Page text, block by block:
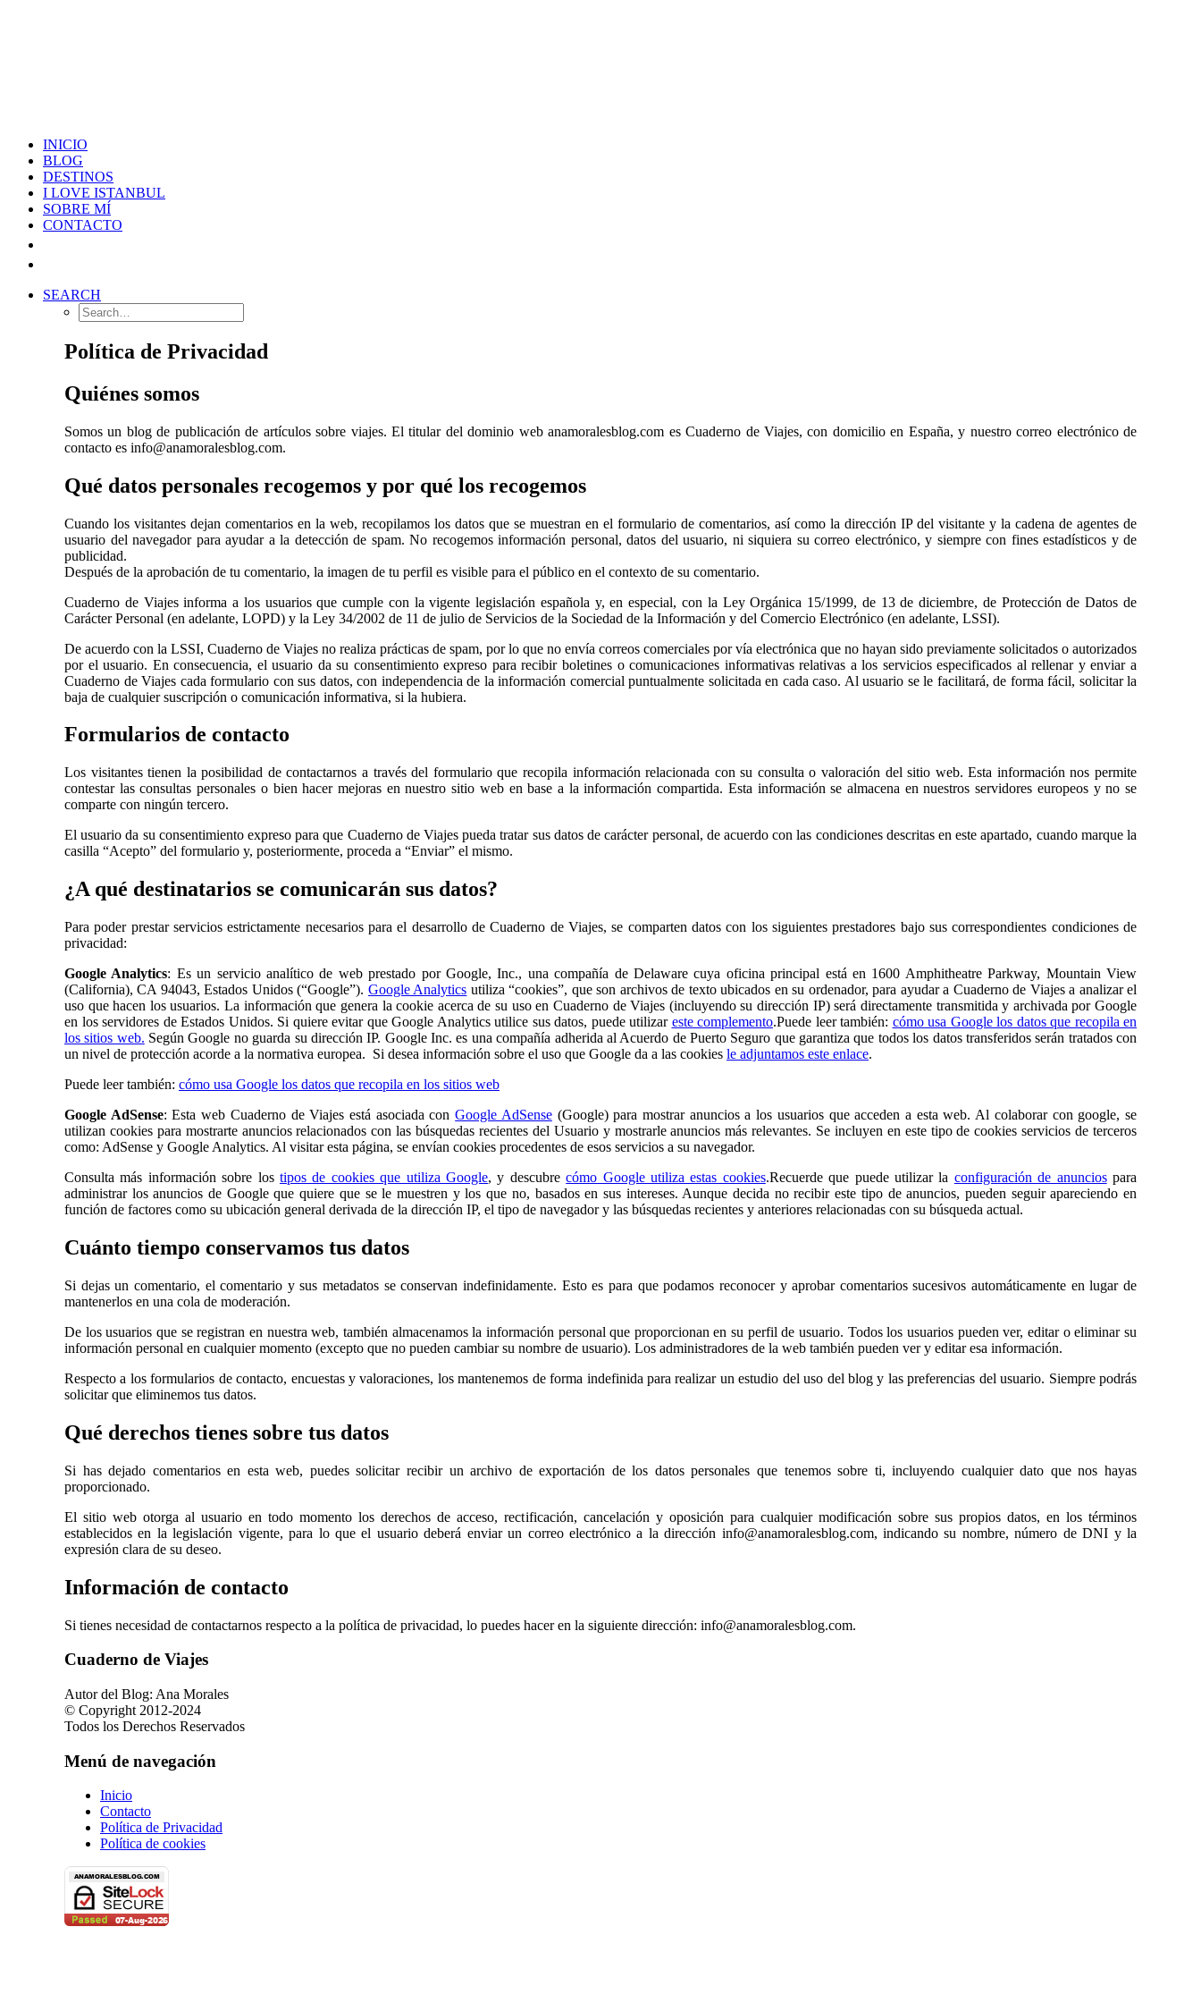
INICIO
BLOG
DESTINOS
I LOVE ISTANBUL
SOBRE MÍ
CONTACTO
SEARCH
Política de Privacidad
Quiénes somos
Somos un blog de publicación de artículos sobre viajes. El titular del dominio web anamoralesblog.com es Cuaderno de Viajes, con domicilio en España, y nuestro correo electrónico de
contacto es info@anamoralesblog.com.
Qué datos personales recogemos y por qué los recogemos
Cuando los visitantes dejan comentarios en la web, recopilamos los datos que se muestran en el formulario de comentarios, así como la dirección IP del visitante y la cadena de agentes de
usuario del navegador para ayudar a la detección de spam. No recogemos información personal, datos del usuario, ni siquiera su correo electrónico, y siempre con fines estadísticos y de
publicidad.
Después de la aprobación de tu comentario, la imagen de tu perfil es visible para el público en el contexto de su comentario.
Cuaderno de Viajes informa a los usuarios que cumple con la vigente legislación española y, en especial, con la Ley Orgánica 15/1999, de 13 de diciembre, de Protección de Datos de
Carácter Personal (en adelante, LOPD) y la Ley 34/2002 de 11 de julio de Servicios de la Sociedad de la Información y del Comercio Electrónico (en adelante, LSSI).
De acuerdo con la LSSI, Cuaderno de Viajes no realiza prácticas de spam, por lo que no envía correos comerciales por vía electrónica que no hayan sido previamente solicitados o autorizados
por el usuario. En consecuencia, el usuario da su consentimiento expreso para recibir boletines o comunicaciones informativas relativas a los servicios especificados al rellenar y enviar a
Cuaderno de Viajes cada formulario con sus datos, con independencia de la información comercial puntualmente solicitada en cada caso. Al usuario se le facilitará, de forma fácil, solicitar la
baja de cualquier suscripción o comunicación informativa, si la hubiera.
Formularios de contacto
Los visitantes tienen la posibilidad de contactarnos a través del formulario que recopila información relacionada con su consulta o valoración del sitio web. Esta información nos permite
contestar las consultas personales o bien hacer mejoras en nuestro sitio web en base a la información compartida. Esta información se almacena en nuestros servidores europeos y no se
comparte con ningún tercero.
El usuario da su consentimiento expreso para que Cuaderno de Viajes pueda tratar sus datos de carácter personal, de acuerdo con las condiciones descritas en este apartado, cuando marque la
casilla “Acepto” del formulario y, posteriormente, proceda a “Enviar” el mismo.
¿A qué destinatarios se comunicarán sus datos?
Para poder prestar servicios estrictamente necesarios para el desarrollo de Cuaderno de Viajes, se comparten datos con los siguientes prestadores bajo sus correspondientes condiciones de
privacidad:
Google Analytics: Es un servicio analítico de web prestado por Google, Inc., una compañía de Delaware cuya oficina principal está en 1600 Amphitheatre Parkway, Mountain View
(California), CA 94043, Estados Unidos (“Google”). Google Analytics utiliza “cookies”, que son archivos de texto ubicados en su ordenador, para ayudar a Cuaderno de Viajes a analizar el
uso que hacen los usuarios. La información que genera la cookie acerca de su uso en Cuaderno de Viajes (incluyendo su dirección IP) será directamente transmitida y archivada por Google
en los servidores de Estados Unidos. Si quiere evitar que Google Analytics utilice sus datos, puede utilizar este complemento.Puede leer también: cómo usa Google los datos que recopila en
los sitios web. Según Google no guarda su dirección IP. Google Inc. es una compañía adherida al Acuerdo de Puerto Seguro que garantiza que todos los datos transferidos serán tratados con
un nivel de protección acorde a la normativa europea. Si desea información sobre el uso que Google da a las cookies le adjuntamos este enlace.
Puede leer también: cómo usa Google los datos que recopila en los sitios web
Google AdSense: Esta web Cuaderno de Viajes está asociada conGoogle AdSense(Google) para mostrar anuncios a los usuarios que acceden a esta web. Al colaborar con google, se
utilizan cookies para mostrarte anuncios relacionados con las búsquedas recientes del Usuario y mostrarle anuncios más relevantes. Se incluyen en este tipo de cookies servicios de terceros
como: AdSense y Google Analytics. Al visitar esta página, se envían cookies procedentes de esos servicios a su navegador.
Consulta más información sobre los tipos de cookies que utiliza Google, y descubrecómo Google utiliza estas cookies.Recuerde que puede utilizar la configuración de anunciospara
administrar los anuncios de Google que quiere que se le muestren y los que no, basados en sus intereses. Aunque decida no recibir este tipo de anuncios, pueden seguir apareciendo en
función de factores como su ubicación general derivada de la dirección IP, el tipo de navegador y las búsquedas recientes y anteriores relacionadas con su búsqueda actual.
Cuánto tiempo conservamos tus datos
Si dejas un comentario, el comentario y sus metadatos se conservan indefinidamente. Esto es para que podamos reconocer y aprobar comentarios sucesivos automáticamente en lugar de
mantenerlos en una cola de moderación.
De los usuarios que se registran en nuestra web, también almacenamos la información personal que proporcionan en su perfil de usuario. Todos los usuarios pueden ver, editar o eliminar su
información personal en cualquier momento (excepto que no pueden cambiar su nombre de usuario). Los administradores de la web también pueden ver y editar esa información.
Respecto a los formularios de contacto, encuestas y valoraciones, los mantenemos de forma indefinida para realizar un estudio del uso del blog y las preferencias del usuario. Siempre podrás
solicitar que eliminemos tus datos.
Qué derechos tienes sobre tus datos
Si has dejado comentarios en esta web, puedes solicitar recibir un archivo de exportación de los datos personales que tenemos sobre ti, incluyendo cualquier dato que nos hayas
proporcionado.
El sitio web otorga al usuario en todo momento los derechos de acceso, rectificación, cancelación y oposición para cualquier modificación sobre sus propios datos, en los términos
establecidos en la legislación vigente, para lo que el usuario deberá enviar un correo electrónico a la dirección info@anamoralesblog.com, indicando su nombre, número de DNI y la
expresión clara de su deseo.
Información de contacto
Si tienes necesidad de contactarnos respecto a la política de privacidad, lo puedes hacer en la siguiente dirección: info@anamoralesblog.com.
Cuaderno de Viajes
Autor del Blog: Ana Morales
© Copyright 2012-2024
Todos los Derechos Reservados
Menú de navegación
Inicio
Contacto
Política de Privacidad
Política de cookies